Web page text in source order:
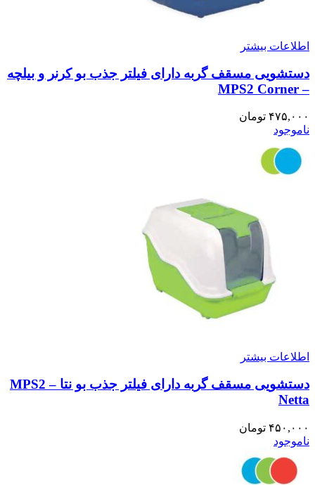
اطلاعات بیشتر
دستشویی مسقف گربه دارای فیلتر جذب بو کرنر و بیلچه
– MPS2 Corner
۴۷۵,۰۰۰ تومان
ناموجود
اطلاعات بیشتر
دستشویی مسقف گربه دارای فیلتر جذب بو نتا – MPS2
Netta
۴۵۰,۰۰۰ تومان
ناموجود